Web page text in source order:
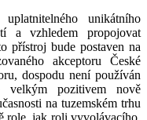
unikátního
a vzhledem propojovat
přístroj bude postaven na
akceptoru České
dospodu není používán
velkým pozitivem nově
na tuzemském trhu